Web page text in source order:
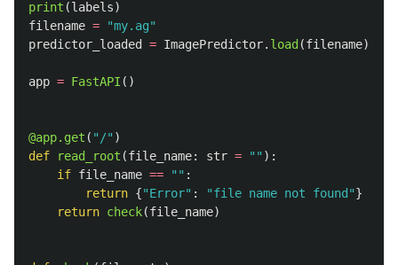
print (labels)
filename = "my.ag"
predictor_loaded
= ImagePredictor. load (filename)
app = FastAPI ()
@app.get ( "/" )
def
read_root (file_name: str = "" ):
if file_name == "" :
return {"Error" : "file name not found "}
return check(file_name)